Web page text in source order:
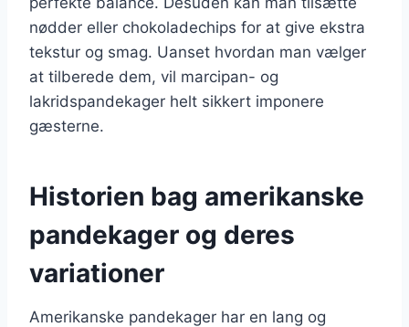
nødder eller chokoladechips for at give ekstra
tekstur og smag. Uanset hvordan man vælger
at tilberede dem, vil marcipan- og
lakridspandekager helt sikkert imponere
gæsterne.
Historien bag amerikanske
pandekager og deres
variationer
Amerikanske pandekager har en lang og